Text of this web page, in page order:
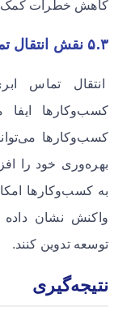
کاهش خطرات کمک
۵.۳ نقش انتقال تماس ابری در تحول دیجیتال
انتقال تماس
کسب‌وکارها ایفا
کسب‌وکارها
بهره‌وری خود را
به کسب‌وکارها
واکنش نشان داده
توسعه تدوین کنند.
نتیجه‌گیری